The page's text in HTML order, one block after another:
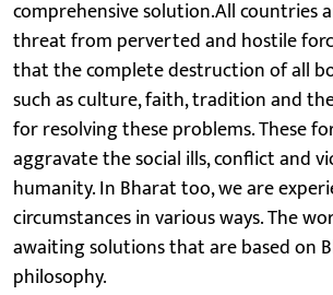
comprehensive solution.All countries
threat from perverted and hostile
that the complete destruction of all
such as culture, faith, tradition and
for resolving these problems. These
aggravate the social ills, conflict and
humanity. In Bharat too, we are
circumstances in various ways. The
awaiting solutions that are based on
philosophy.